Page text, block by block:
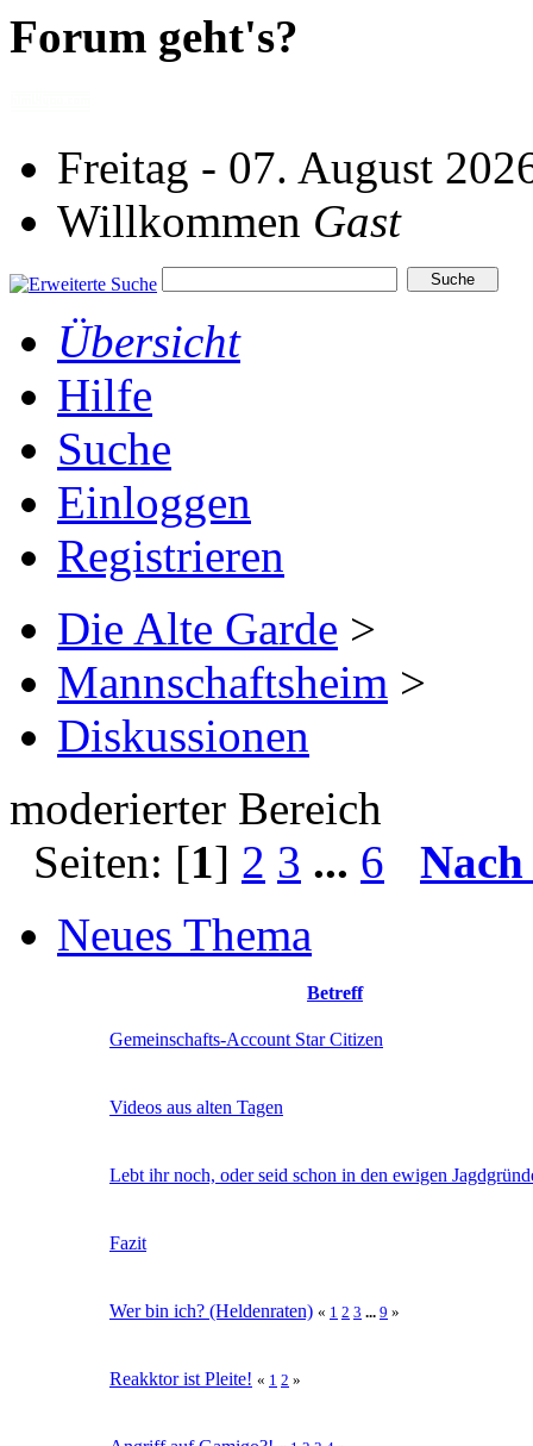
Forum geht's?
Freitag - 07. August
Willkommen Gast
Übersicht
Hilfe
Suche
Einloggen
Registrieren
Die Alte Garde >
Mannschaftsheim >
Diskussionen
moderierter Bereich
Seiten: [1] 2 3 ... 6
Neues Thema
Betreff
Gemeinschafts-Account Star Citizen
Videos aus alten Tagen
Lebt ihr noch, oder seid schon in den ewigen
Fazit
Wer bin ich? (Heldenraten) « 1 2 3 ... 9 »
Reakktor ist Pleite! « 1 2 »